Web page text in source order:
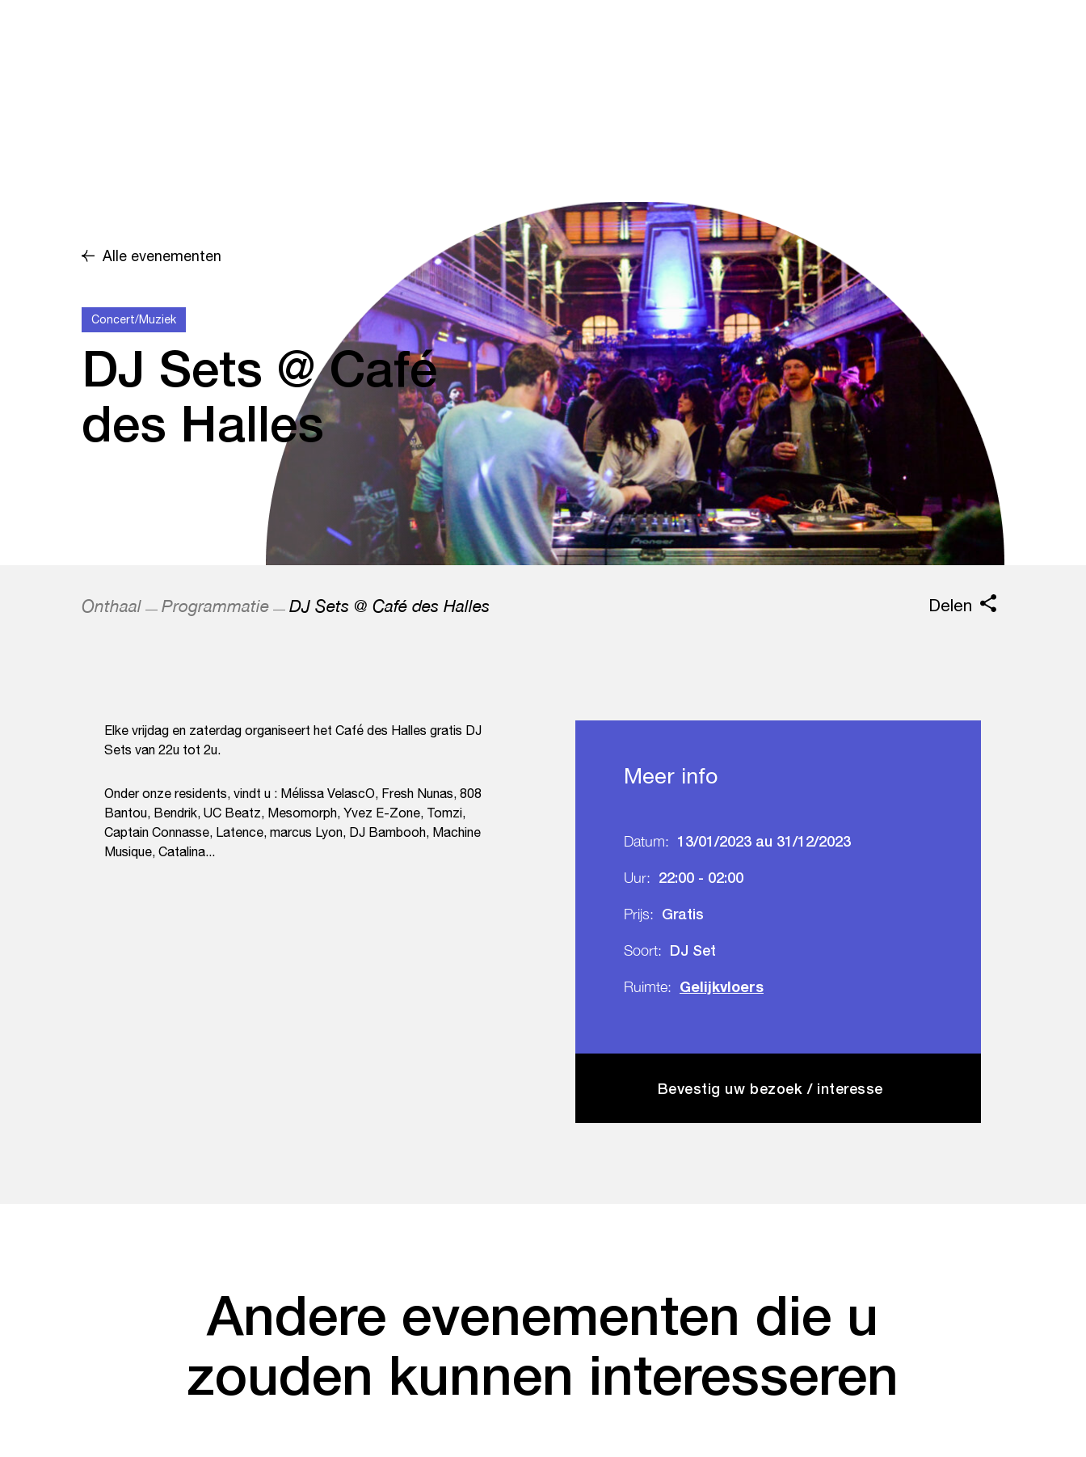
Alle evenementen
Concert/Muziek
DJ Sets @ Café
des Halles
Onthaal Programmatie DJ Sets @ Café des Halles Delen
Elke vrijdag en zaterdag organiseert het Café des Halles gratis DJ
Sets van 22u tot 2u.
Onder onze residents, vindt u : Mélissa VelascO, Fresh Nunas, 808
Bantou, Bendrik, UC Beatz, Mesomorph, Yvez E-Zone, Tomzi,
Captain Connasse, Latence, marcus Lyon, DJ Bambooh, Machine
Musique, Catalina...
Meer info
Datum: 13/01/2023 au 31/12/2023
Uur: 22:00 - 02:00
Prijs: Gratis
Soort: DJ Set
Ruimte: Gelijkvloers
Bevestig uw bezoek / interesse
Andere evenementen die u
zouden kunnen interesseren